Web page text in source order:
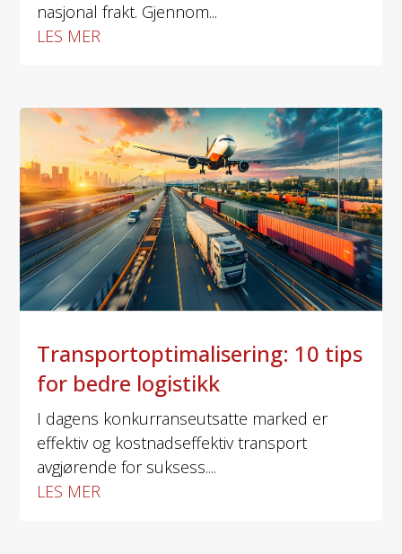
nasjonal frakt. Gjennom...
LES MER
Transportoptimalisering: 10 tips
for bedre logistikk
I dagens konkurranseutsatte marked er
effektiv og kostnadseffektiv transport
avgjørende for suksess....
LES MER